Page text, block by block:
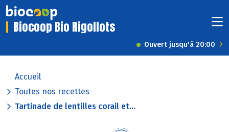
Biocoop Bio Rigollots
Ouvert jusqu'à 20:00
Accueil
Toutes nos recettes
Tartinade de lentilles corail et...